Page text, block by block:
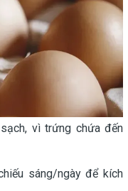
vì trứng chứa đến
sáng/ngày để kích